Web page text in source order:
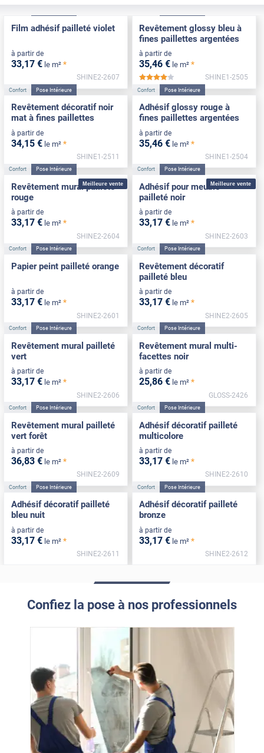
Film adhésif pailleté violet
à partir de
33,17 € le m² *
SHINE2-2607
Revêtement glossy bleu à
fines paillettes argentées
à partir de
35,46 € le m² *
*****
SHINE1-2505
Confort Pose Intérieure
Revêtement décoratif noir
mat à fines paillettes
à partir de
34,15 € le m² *
SHINE1-2511
Confort Pose Intérieure
Adhésif glossy rouge à
fines paillettes argentées
à partir de
35,46 € le m² *
SHINE1-2504
Meilleure vente
Confort Pose Intérieure
Revêtement mural pailleté
rouge
à partir de
33,17 € le m² *
SHINE2-2604
Meilleure vente
Confort Pose Intérieure
Adhésif pour meuble
pailleté noir
à partir de
33,17 € le m² *
SHINE2-2603
Confort Pose Intérieure
Papier peint pailleté orange
à partir de
33,17 € le m² *
SHINE2-2601
Confort Pose Intérieure
Revêtement décoratif
pailleté bleu
à partir de
33,17 € le m² *
SHINE2-2605
Confort Pose Intérieure
Revêtement mural pailleté
vert
à partir de
33,17 € le m² *
SHINE2-2606
Confort Pose Intérieure
Revêtement mural multi-
facettes noir
à partir de
25,86 € le m² *
GLOSS-2426
Confort Pose Intérieure
Revêtement mural pailleté
vert forêt
à partir de
36,83 € le m² *
SHINE2-2609
Confort Pose Intérieure
Adhésif décoratif pailleté
multicolore
à partir de
33,17 € le m² *
SHINE2-2610
Confort Pose Intérieure
Adhésif décoratif pailleté
bleu nuit
à partir de
33,17 € le m² *
SHINE2-2611
Confort Pose Intérieure
Adhésif décoratif pailleté
bronze
à partir de
33,17 € le m² *
SHINE2-2612
Confiez la pose à nos professionnels